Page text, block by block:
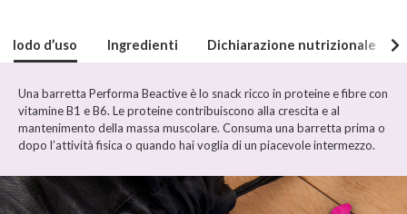
Modo d’uso Ingredienti Dichiarazione nutrizionale
Una barretta Performa Beactive è lo snack ricco in proteine e fibre con
vitamine B1 e B6. Le proteine contribuiscono alla crescita e al
mantenimento della massa muscolare. Consuma una barretta prima o
dopo l’attività fisica o quando hai voglia di un piacevole intermezzo.